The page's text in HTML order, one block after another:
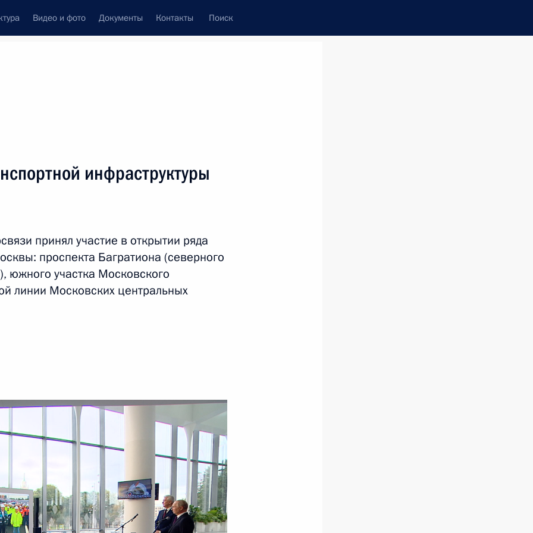
Видео и фото Документы Контакты Поиск
Москвы
центра
с Днём города
инфраструктуры
принял участие в открытии ряда
проспекта Багратиона (северного
южного участка Московского
линии Московских центральных